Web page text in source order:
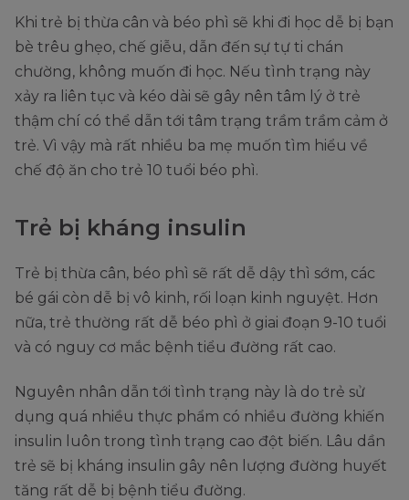
Khi trẻ bị thừa cân và béo phì sẽ khi đi học dễ bị bạn
bè trêu ghẹo, chế giễu, dẫn đến sự tự ti chán
chường, không muốn đi học. Nếu tình trạng này
xảy ra liên tục và kéo dài sẽ gây nên tâm lý ở trẻ
thậm chí có thể dẫn tới tâm trạng trầm trầm cảm ở
trẻ. Vì vậy mà rất nhiều ba mẹ muốn tìm hiểu về
chế độ ăn cho trẻ 10 tuổi béo phì.
Trẻ bị kháng insulin
Trẻ bị thừa cân, béo phì sẽ rất dễ dậy thì sớm, các
bé gái còn dễ bị vô kinh, rối loạn kinh nguyệt. Hơn
nữa, trẻ thường rất dễ béo phì ở giai đoạn 9-10 tuổi
và có nguy cơ mắc bệnh tiểu đường rất cao.
Nguyên nhân dẫn tới tình trạng này là do trẻ sử
dụng quá nhiều thực phẩm có nhiều đường khiến
insulin luôn trong tình trạng cao đột biến. Lâu dần
trẻ sẽ bị kháng insulin gây nên lượng đường huyết
tăng rất dễ bị bệnh tiểu đường.